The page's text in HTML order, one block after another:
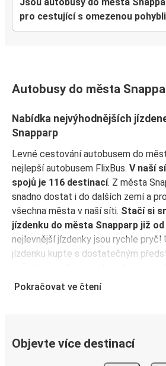
pro cestující s omezenou
Autobusy do města
Nabídka nejvýhodnějších
Snapparp
Levné cestování autobusem do
nejlepší autobusem FlixBus. V naší
spojů je 116 destinací. Z města
snadno dostat i do dalších zemí a
všechna města v naší síti. Stačí si
jízdenku do města Snapparp již od
nejlevnější jízdenky jsou rychle pryč!
jízdenku kupte s dostatečným
tak dostupné spoje vždy při ruce.
Cestování do města Snapparp s
Pokračovat ve čtení
Objevte více destinací